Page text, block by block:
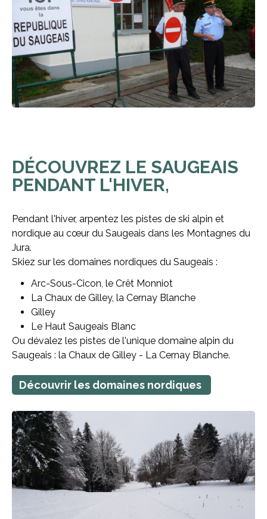
DÉCOUVREZ LE SAUGEAIS
PENDANT L'HIVER,
Pendant l'hiver, arpentez les pistes de ski alpin et
nordique au cœur du Saugeais dans les Montagnes du
Jura.
Skiez sur les domaines nordiques du Saugeais :
Arc-Sous-Cicon, le Crêt Monniot
La Chaux de Gilley, la Cernay Blanche
Gilley
Le Haut Saugeais Blanc
Ou dévalez les pistes de l'unique domaine alpin du
Saugeais : la Chaux de Gilley - La Cernay Blanche.
Découvrir les domaines nordiques